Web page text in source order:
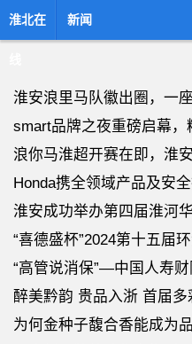
淮北在 新闻
淮安浪里马队徽出圈，一
浪你马淮超开赛在即，淮
醉美黔韵 贵品入浙 首届